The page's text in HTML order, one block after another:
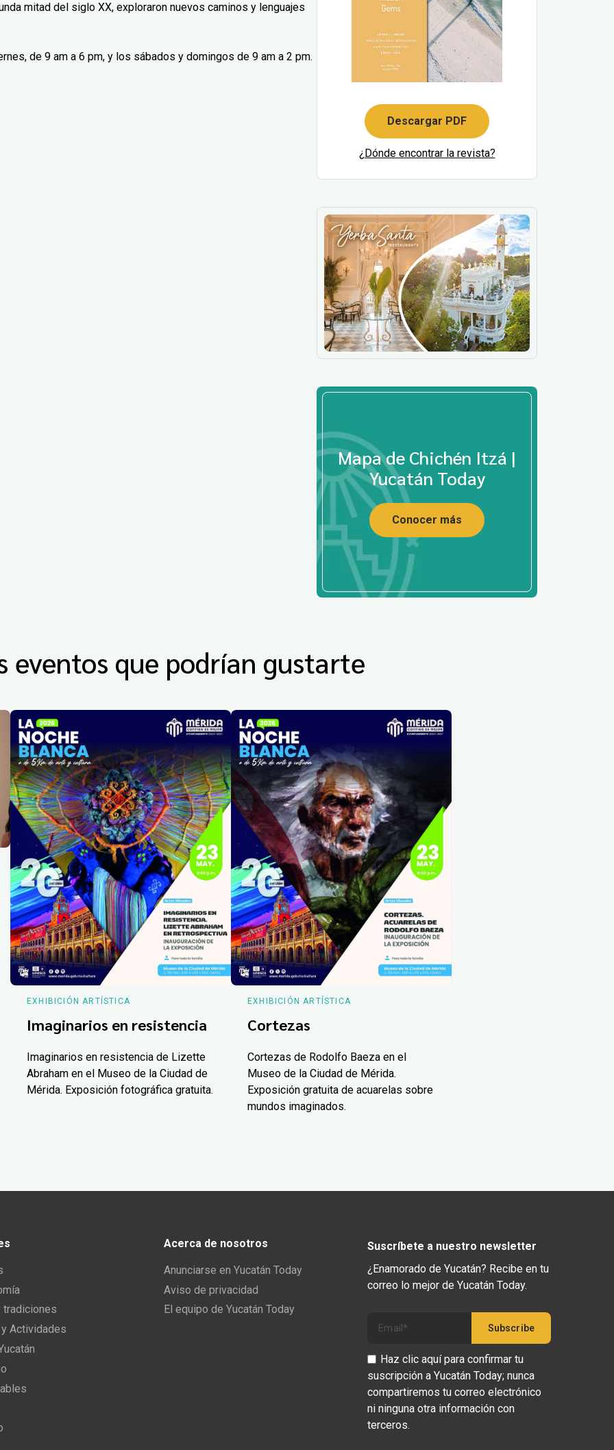
mitad del siglo XX, exploraron nuevos caminos y lenguajes
de 9 am a 6 pm, y los sábados y domingos de 9 am a 2 pm.
Descargar PDF
¿Dónde encontrar la revista?
Mapa de Chichén Itzá |
Yucatán Today
Conocer más
eventos que podrían gustarte
EXHIBICIÓN ARTÍSTICA
Imaginarios en resistencia
Imaginarios en resistencia de Lizette
Abraham en el Museo de la Ciudad de
Mérida. Exposición fotográfica gratuita.
EXHIBICIÓN ARTÍSTICA
Cortezas
Cortezas de Rodolfo Baeza en el
Museo de la Ciudad de Mérida.
Exposición gratuita de acuarelas sobre
mundos imaginados.
tradiciones
Actividades
Acerca de nosotros
Anunciarse en Yucatán Today
Aviso de privacidad
El equipo de Yucatán Today
Suscríbete a nuestro newsletter
¿Enamorado de Yucatán? Recibe en tu
correo lo mejor de Yucatán Today.
Haz clic aquí para confirmar tu
suscripción a Yucatán Today; nunca
compartiremos tu correo electrónico
ni ninguna otra información con
terceros.